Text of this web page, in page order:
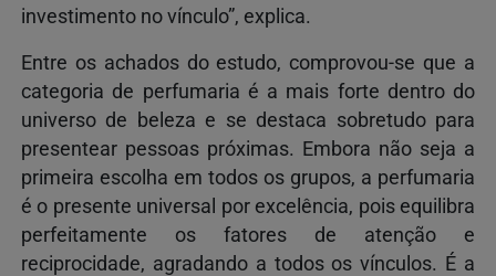
investimento no vínculo”, explica.
Entre os achados do estudo, comprovou-se que a
categoria de perfumaria é a mais forte dentro do
universo de beleza e se destaca sobretudo para
presentear pessoas próximas. Embora não seja a
primeira escolha em todos os grupos, a perfumaria
é o presente universal por excelência, pois equilibra
perfeitamente os fatores de atenção e
reciprocidade, agradando a todos os vínculos. É a